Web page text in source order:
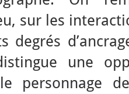
sur les
degrés
une
personnage